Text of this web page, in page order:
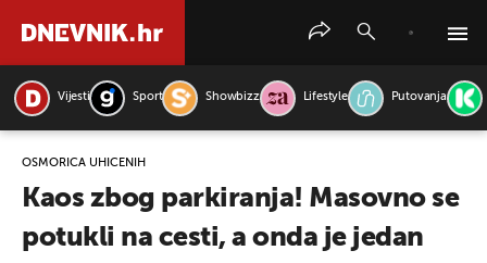
Vijesti Sport Showbizz Lifestyle Putovanja
OSMORICA UHIĆENIH
Kaos zbog parkiranja! Masovno se
potukli na cesti, a onda je jedan
PRETRAŽITE VIJESTI